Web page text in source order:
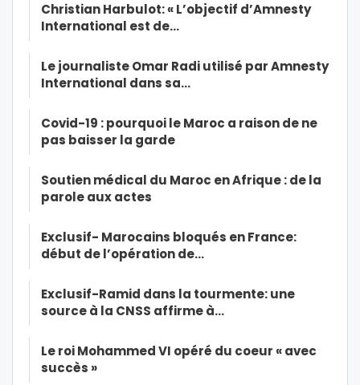
Christian Harbulot: « L’objectif d’Amnesty
International est de…
Le journaliste Omar Radi utilisé par Amnesty
International dans sa…
Covid-19 : pourquoi le Maroc a raison de ne
pas baisser la garde
Soutien médical du Maroc en Afrique : de la
parole aux actes
Exclusif- Marocains bloqués en France:
début de l’opération de…
Exclusif-Ramid dans la tourmente: une
source à la CNSS affirme à…
Le roi Mohammed VI opéré du coeur « avec
succès »